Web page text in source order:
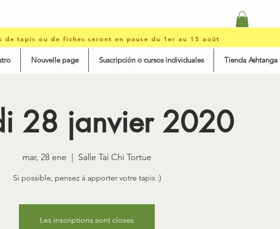
de tapis ou de fiches seront en pause du 1er au 15 août
Nouvelle page Suscripción o cursos individuales Tienda Ashtanga
28 janvier 2020
mar, 28 ene Salle Tai Chi Tortue
Si possible, pensez à apporter votre tapis :)
Les inscriptions sont closes